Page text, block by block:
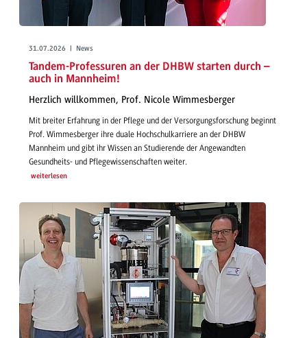
31.07.2026 | News
Tandem-Professuren an der DHBW starten durch –
auch in Mannheim!
Herzlich willkommen, Prof. Nicole Wimmesberger
Mit breiter Erfahrung in der Pflege und der Versorgungsforschung beginnt
Prof. Wimmesberger ihre duale Hochschulkarriere an der DHBW
Mannheim und gibt ihr Wissen an Studierende der Angewandten
Gesundheits- und Pflegewissenschaften weiter.
weiterlesen